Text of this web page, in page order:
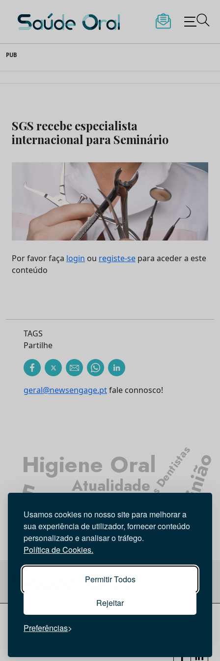
Usamos cookies no nosso site para melhorar a
sua experiência de utilizador, fornecer conteúdo
personalizado e analisar o tráfego.
Política de Cookies.
Permitir Todos
Rejeitar
Preferências
to
content
Saúde Oral
PUB
SGS recebe especialista
internacional para Seminário
Por favor faça login ou registe-se para aceder a este
conteúdo
TAGS
Partilhe
geral@newsengage.ptfale connosco!
AtualidadeMédicos Dentistas
Higiene Oral
Entrevista Opinião
Tecnologia
Política de privacidade